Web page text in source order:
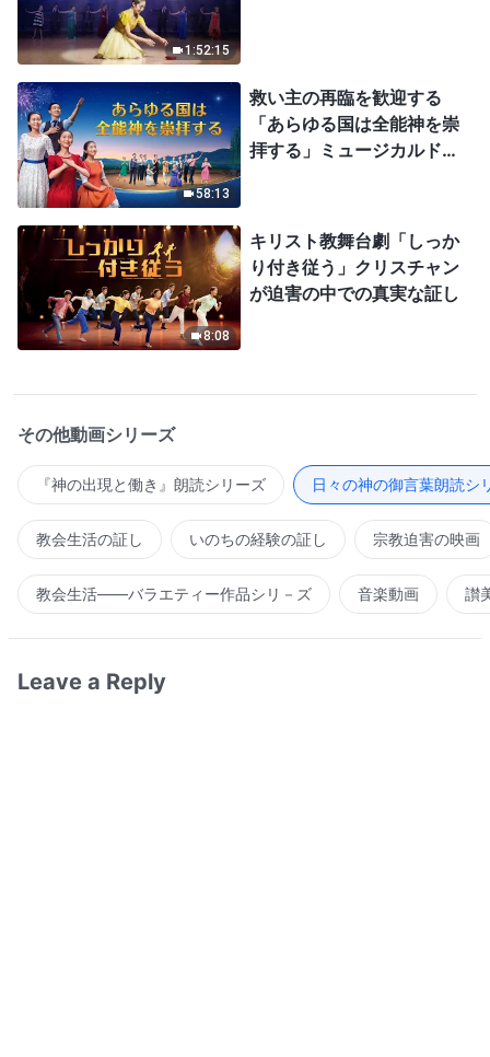
1:52:15
58:13
救い主の再臨を歓迎する
「あらゆる国は全能神を崇
拝する」ミュージカルドラ
8:08
キリスト教舞台劇「しっか
り付き従う」クリスチャン
が迫害の中での真実な証し
その他動画シリーズ
『神の出現と働き』朗読シリーズ 日々の神の御言葉朗読シ
教会生活の証し いのちの経験の証し 宗教迫害の映画
教会生活――バラエティー作品シリ－ズ 音楽動画 讃
Leave a Reply